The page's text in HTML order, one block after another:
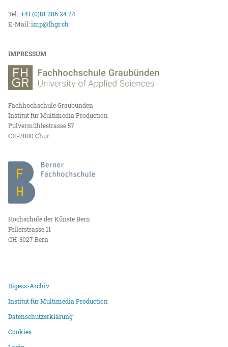
Tel.:+41 (0)81 286 24 24
E-Mail:imp@fhgr.ch
IMPRESSUM
Fachhochschule Graubünden
Institut für Multimedia Production
Pulvermühlestrasse 57
CH-7000 Chur
Hochschule der Künste Bern
Fellerstrasse 11
CH-3027 Bern
Digezz-Archiv
Institut für Multimedia Production
Datenschutzerklärung
Cookies